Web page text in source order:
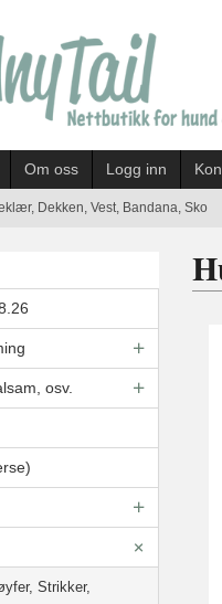
Om oss Logg inn
Dekken, Vest, Bandana, Sko
osv.
Strikker,